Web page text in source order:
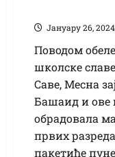
Јануарy 26, 2024
Поводом
школске
Саве, Месна
Башаид и ове
обрадовала
првих
пакетиће